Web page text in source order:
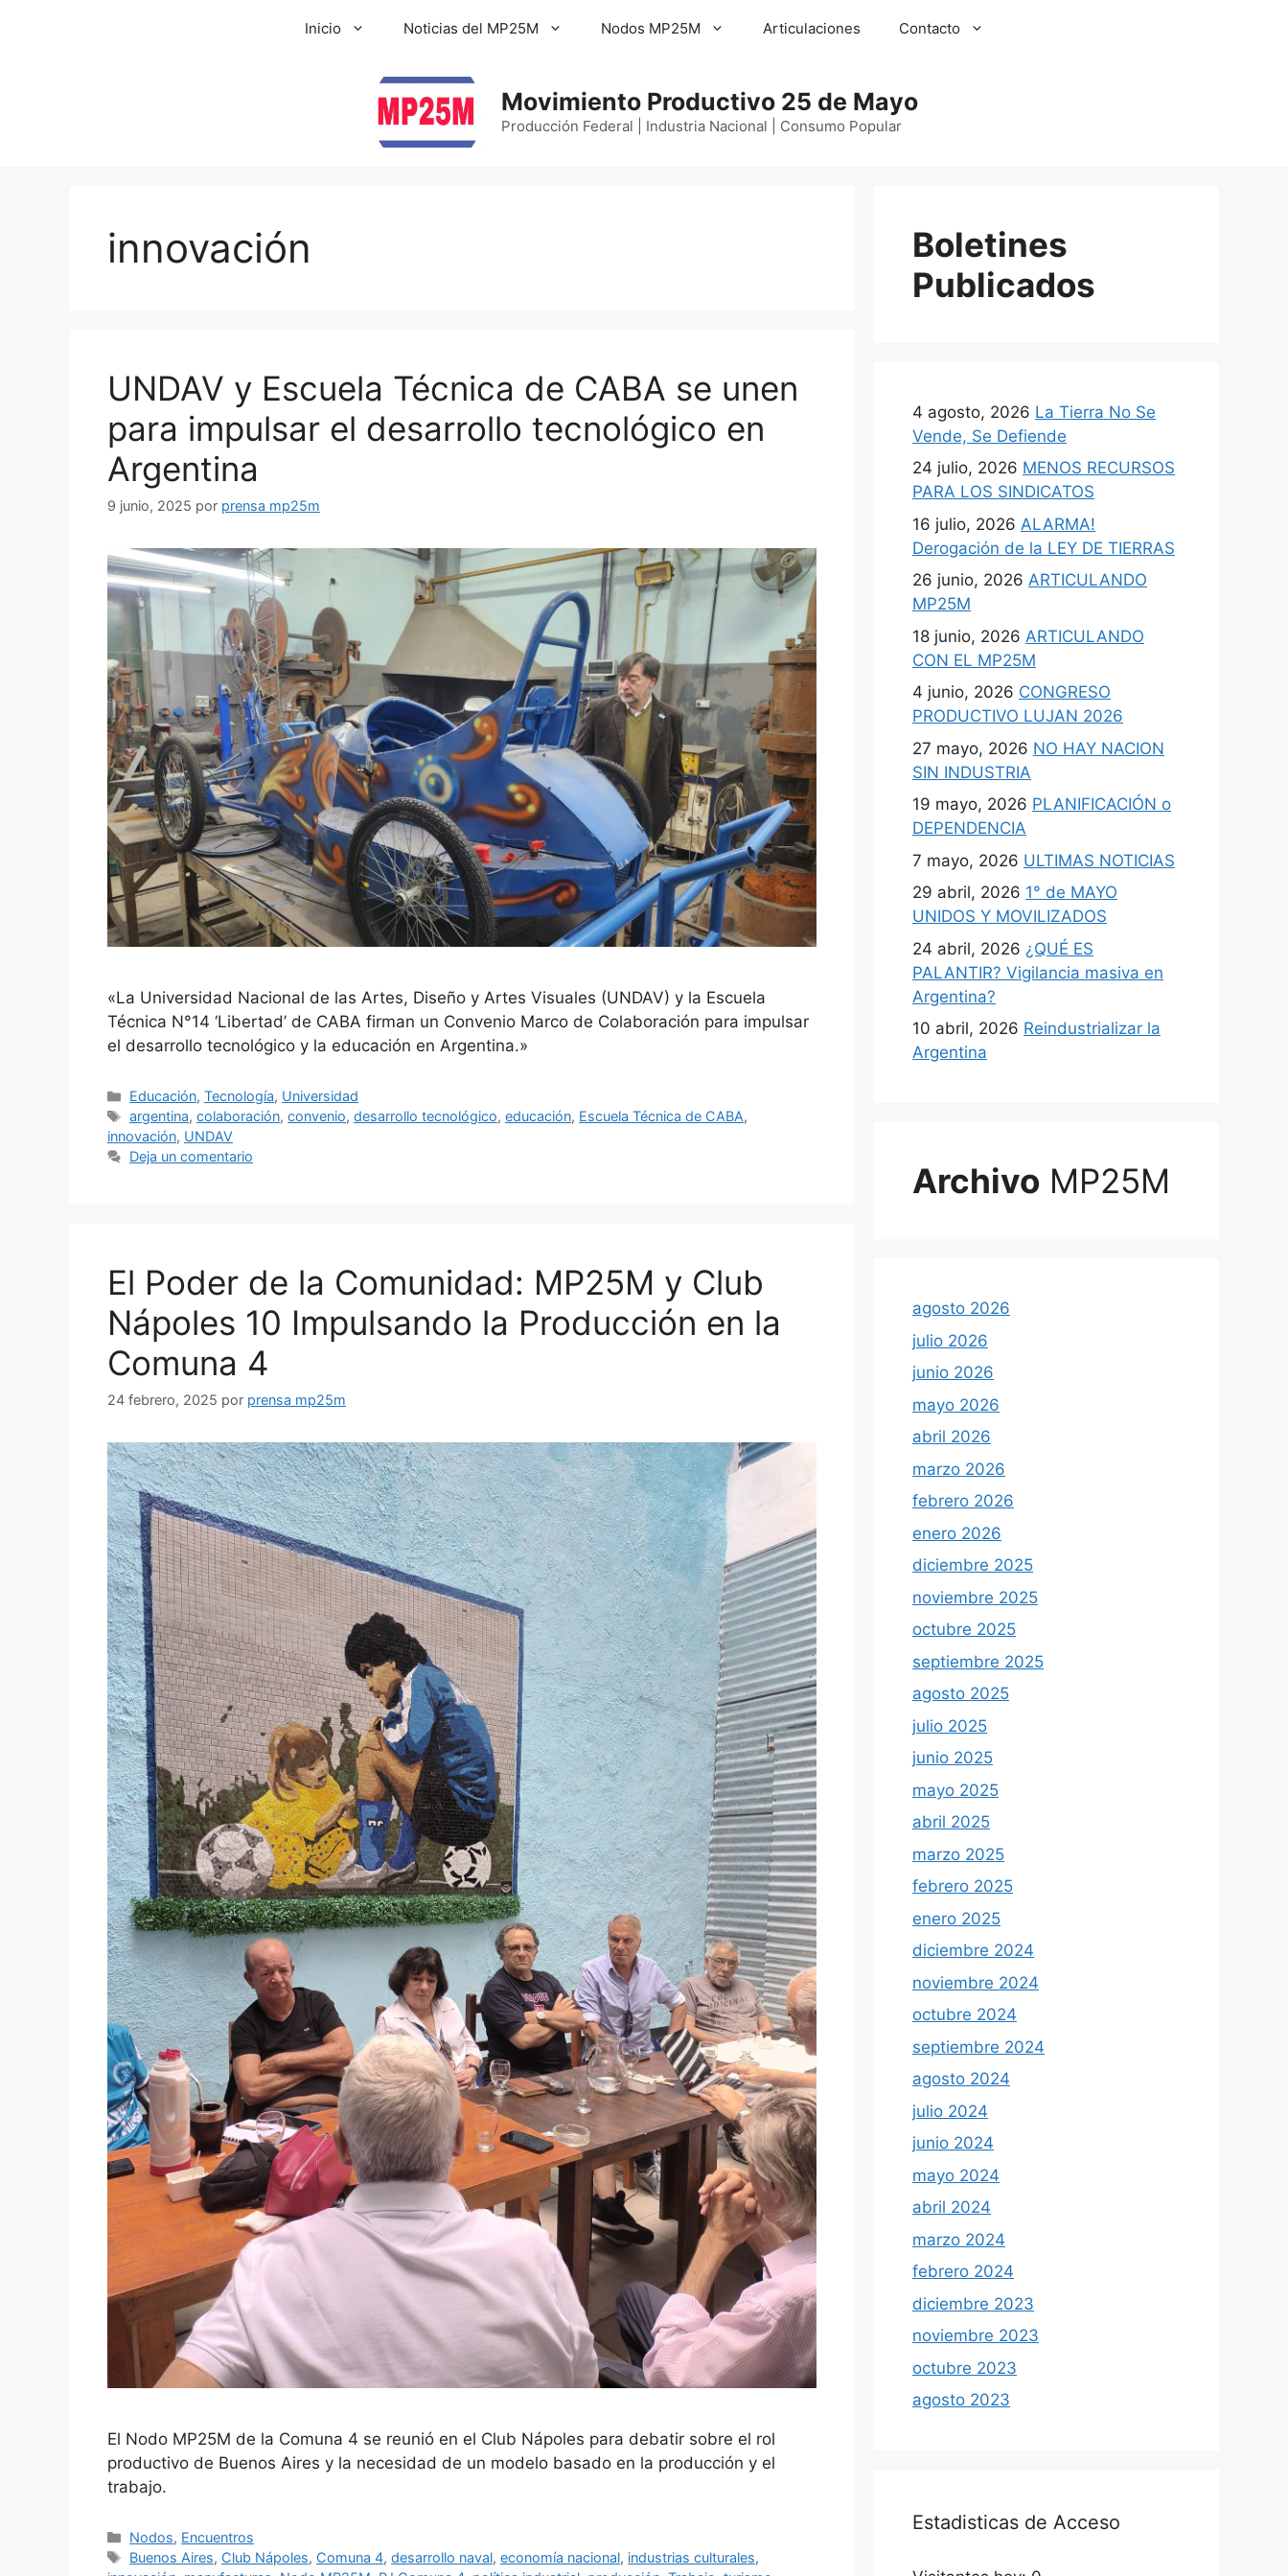
Inicio Noticias del MP25M Nodos MP25M Articulaciones Contacto
Movimiento Productivo 25 de Mayo
Producción Federal | Industria Nacional | Consumo Popular
innovación
UNDAV y Escuela Técnica de CABA se unen
para impulsar el desarrollo tecnológico en
Argentina
9 junio, 2025 por prensa mp25m
«La Universidad Nacional de las Artes, Diseño y Artes Visuales (UNDAV) y la Escuela
Técnica N°14 ‘Libertad’ de CABA firman un Convenio Marco de Colaboración para impulsar
el desarrollo tecnológico y la educación en Argentina.»
Educación,Tecnología, Universidad
argentina,colaboración,convenio,desarrollo tecnológico,educación, Escuela Técnica de CABA,
innovación, UNDAV
Deja un comentario
El Poder de la Comunidad: MP25M y Club
Nápoles 10 Impulsando la Producción en la
Comuna 4
24 febrero, 2025 por prensa mp25m
El Nodo MP25M de la Comuna 4 se reunió en el Club Nápoles para debatir sobre el rol
productivo de Buenos Aires y la necesidad de un modelo basado en la producción y el
trabajo.
Nodos, Encuentros
Buenos Aires, Club Nápoles, Comuna 4,desarrollo naval,economía nacional, industrias culturales,
Boletines
Publicados
4 agosto, 2026 La Tierra No Se
Vende, Se Defiende
24 julio, 2026 MENOS RECURSOS
PARA LOS SINDICATOS
16 julio, 2026 ALARMA!
Derogación de la LEY DE TIERRAS
26 junio, 2026 ARTICULANDO
MP25M
18 junio, 2026 ARTICULANDO
CON EL MP25M
4 junio, 2026 CONGRESO
PRODUCTIVO LUJAN 2026
27 mayo, 2026 NO HAY NACION
SIN INDUSTRIA
19 mayo, 2026 PLANIFICACIÓN o
DEPENDENCIA
7 mayo, 2026 ULTIMAS NOTICIAS
29 abril, 2026 1° de MAYO
UNIDOS Y MOVILIZADOS
24 abril, 2026 ¿QUÉ ES
PALANTIR? Vigilancia masiva en
Argentina?
10 abril, 2026 Reindustrializar la
Argentina
Archivo MP25M
agosto 2026
julio 2026
junio 2026
mayo 2026
abril 2026
marzo 2026
febrero 2026
enero 2026
diciembre 2025
noviembre 2025
octubre 2025
septiembre 2025
agosto 2025
julio 2025
junio 2025
mayo 2025
abril 2025
marzo 2025
febrero 2025
enero 2025
diciembre 2024
noviembre 2024
octubre 2024
septiembre 2024
agosto 2024
julio 2024
junio 2024
mayo 2024
abril 2024
marzo 2024
febrero 2024
diciembre 2023
noviembre 2023
octubre 2023
agosto 2023
Estadisticas de Acceso